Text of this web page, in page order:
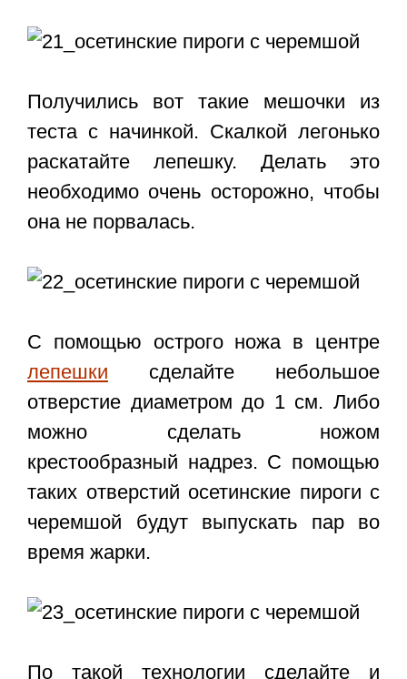
Получились вот такие мешочки из
теста с начинкой. Скалкой легонько
раскатайте лепешку. Делать это
необходимо очень осторожно, чтобы
она не порвалась.
С помощью острого ножа в центре
лепешки сделайте небольшое
отверстие диаметром до 1 см. Либо
можно сделать ножом
крестообразный надрез. С помощью
таких отверстий осетинские пироги с
черемшой будут выпускать пар во
время жарки.
По такой технологии сделайте и